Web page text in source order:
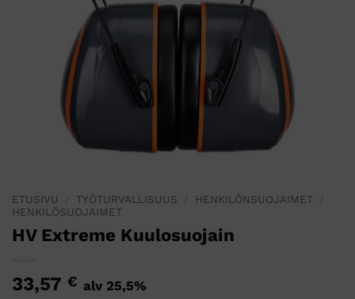
ETUSIVU TYÖTURVALLISUUS HENKILÖNSUOJAIMET
HENKILÖSUOJAIMET
HV Extreme Kuulosuojain
33,57 € alv 25,5%